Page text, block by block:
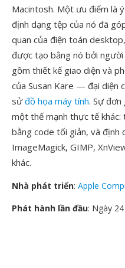
Macintosh. Một ưu điểm là
định dạng tệp của nó đã
quan của điện toán
được tạo bằng nó bởi
gồm thiết kế giao diện và
của Susan Kare — đại diện
sửđồ họa máy tính. Sự đơn
một thế mạnh thực tế khác:
bằng code tối giản, và định
ImageMagick, GIMP,
khác.
Nhà phát triển: Apple
Phát hành lần đầu: Ngày